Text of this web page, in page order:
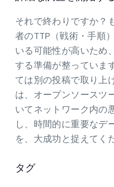
それで終わりですか？
者のTTP（戦術・手順
いる可能性が高いため
する準備が整っていま
ては別の投稿で取り上
は、オープンソースツ
いてネットワーク内の
し、時間的に重要なデ
を、大成功と捉えてく
タグ